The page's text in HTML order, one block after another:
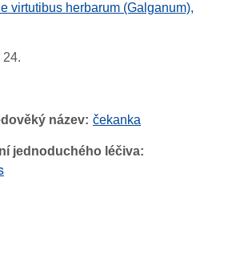
virtutibus herbarum (Galganum),
24.
název čekanka
jednoduchého léčiva